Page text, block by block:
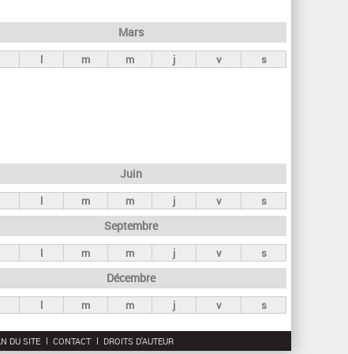
Mars
l m m j v s
Juin
l m m j v s
Septembre
l m m j v s
Décembre
l m m j v s
DU SITE CONTACT DROITS D'AUTEUR